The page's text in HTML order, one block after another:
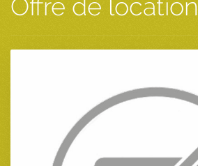
Offre de location